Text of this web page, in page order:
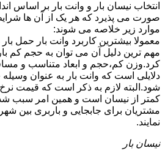
انتخاب نیسان بار و وانت بار بر اساس
صورت می پذیرد که هر یک از آن ها
موارد زیر خلاصه می شوند:
معمولا بیشترین کاربرد وانت بار حمل
مهم ترین دلیل آن می توان به حجم کم
کرد.وزن کم،حجم و ابعاد متناسب و
دلایلی است که وانت بار به عنوان
شود.البته لازم به ذکر است که قیمت
کمتر از نیسان است و همین امر سبب
مشتریان برای جابجایی و باربری بین
نمایند.
نیسان بار